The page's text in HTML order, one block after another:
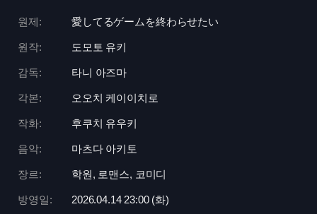
원제: 愛してるゲームを終わらせたい
원작: 도모토 유키
감독: 타니 아즈마
각본: 오오치 케이이치로
작화: 후쿠치 유우키
음악: 마츠다 아키토
장르: 학원, 로맨스, 코미디
방영일: 2026.04.14 23:00 (화)